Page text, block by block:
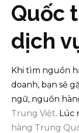
Quốc
dịch
Khi tìm nguồn
doanh, bạn sẽ
ngữ, nguồn
Trung Việt. Lúc
hàng Trung